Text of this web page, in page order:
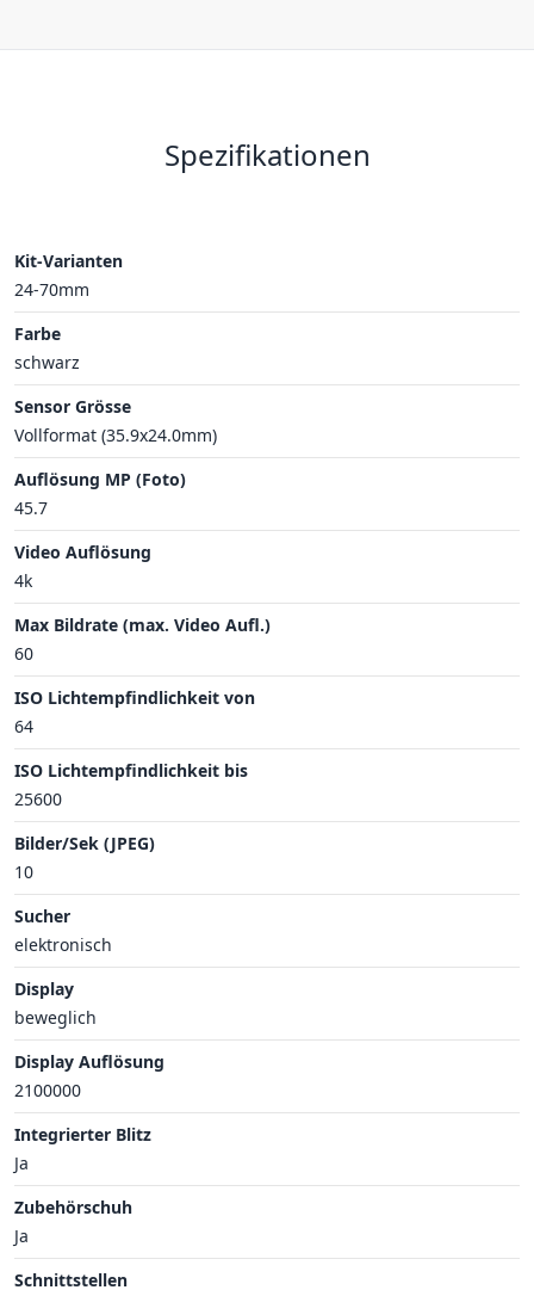
Spezifikationen
Kit-Varianten
24-70mm
Farbe
schwarz
Sensor Grösse
Vollformat (35.9x24.0mm)
Auflösung MP (Foto)
45.7
Video Auflösung
4k
Max Bildrate (max. Video Aufl.)
60
ISO Lichtempfindlichkeit von
64
ISO Lichtempfindlichkeit bis
25600
Bilder/Sek (JPEG)
10
Sucher
elektronisch
Display
beweglich
Display Auflösung
2100000
Integrierter Blitz
Ja
Zubehörschuh
Ja
Schnittstellen